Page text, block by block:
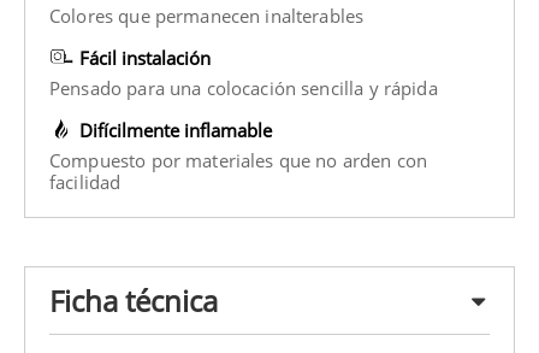
Colores que permanecen inalterables
Fácil instalación
Pensado para una colocación sencilla y rápida
Difícilmente inflamable
Compuesto por materiales que no arden con
facilidad
Ficha técnica